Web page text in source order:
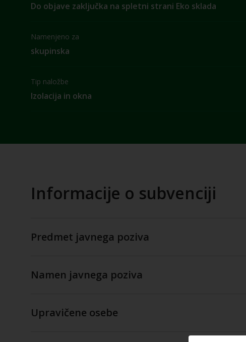
Do objave zaključka na spletni strani Eko sklada
Namenjeno za
skupinska
Tip naložbe
Izolacija in okna
Informacije o subvenciji
Predmet javnega poziva
Namen javnega poziva
Upravičene osebe